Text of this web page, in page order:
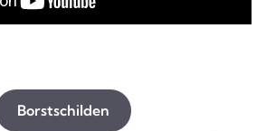
Borstschilden